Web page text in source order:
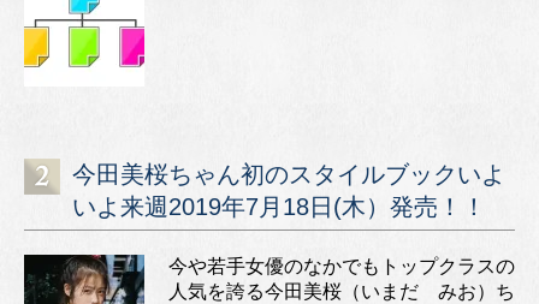
今田美桜ちゃん初のスタイルブックいよ
いよ来週2019年7月18日(木）発売！！
今や若手女優のなかでもトップクラスの
人気を誇る今田美桜（いまだ みお）ち